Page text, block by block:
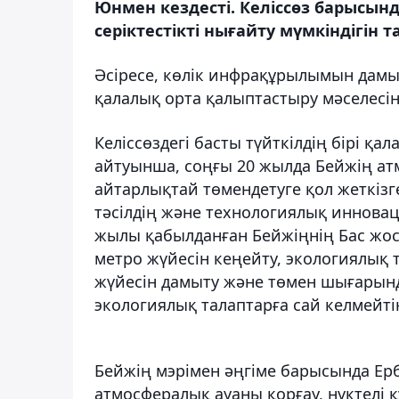
Юнмен кездесті. Келіссөз
серіктестікті нығайту мүмкіндігін
Әсіресе, көлік инфрақұрылымын
қалалық орта қалыптастыру
Келіссөздегі басты түйткілдің бірі
айтуынша, соңғы 20 жылда Бейжің
айтарлықтай төмендетуге қол
тәсілдің және технологиялық
жылы қабылданған Бейжіңнің Бас
метро жүйесін кеңейту, экологиялық
жүйесін дамыту және төмен
экологиялық талаптарға сай
Бейжің мэрімен әңгіме барысында
атмосфералық ауаны қорғау,